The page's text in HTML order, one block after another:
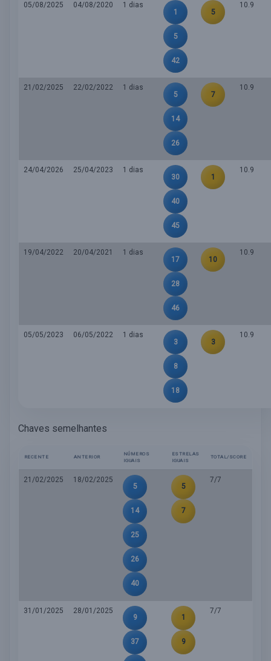
05/08/2025 04/08/2020
1 dias
1
5
42
5
10.9
21/02/2025 22/02/2022
1 dias
5
14
26
7
10.9
24/04/2026 25/04/2023
1 dias
30
40
45
1
10.9
19/04/2022 20/04/2021
1 dias
17
28
46
10
10.9
05/05/2023 06/05/2022
1 dias
3
8
18
3
10.9
Chaves semelhantes
RECENTE ANTERIOR
NÚMEROS
IGUAIS
ESTRELAS
IGUAIS
TOTAL/SCORE
21/02/2025
18/02/2025
5
14
25
26
40
5
7
7/7
31/01/2025
28/01/2025
9
37
1
9
7/7